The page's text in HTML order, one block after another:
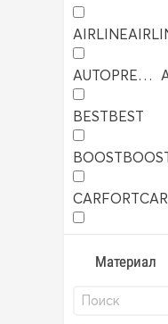
AIRLINE
AUTOPREMIER
BESTBEST
BOOST
CARFORT
SKYWAY
Материал